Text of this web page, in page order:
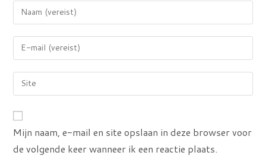
Voer
je
naam
om
te
Voer
je
e-
mail
te
kunnen
Voer
je
URL
in
(optioneel)
Mijn naam, e-mail en site opslaan in deze browser voor
de volgende keer wanneer ik een reactie plaats.